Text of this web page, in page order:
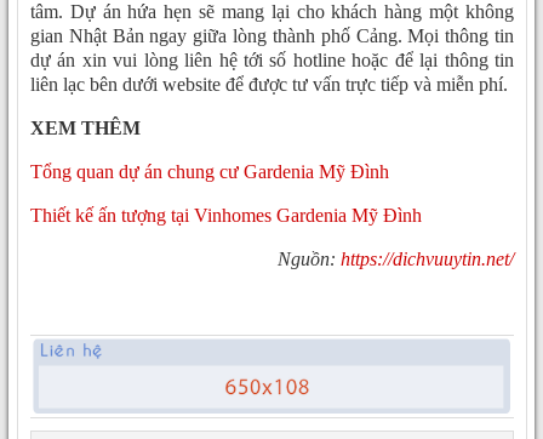
tâm. Dự án hứa hẹn sẽ mang lại cho khách hàng một không
gian Nhật Bản ngay giữa lòng thành phố Cảng. Mọi thông tin
dự án xin vui lòng liên hệ tới số hotline hoặc để lại thông tin
liên lạc bên dưới website để được tư vấn trực tiếp và miễn phí.
XEM THÊM
Tổng quan dự án chung cư Gardenia Mỹ Đình
Thiết kế ấn tượng tại Vinhomes Gardenia Mỹ Đình
Nguồn: https://dichvuuytin.net/